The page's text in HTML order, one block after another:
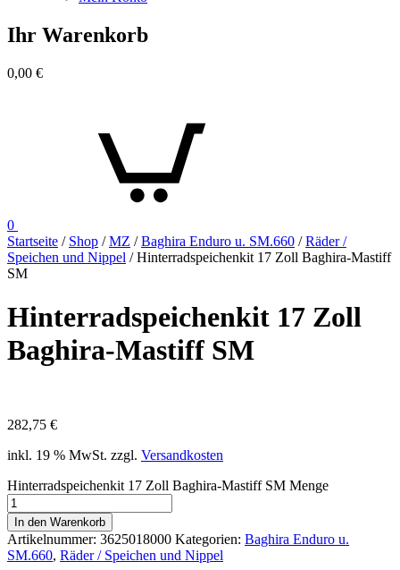
Ihr Warenkorb
0,00 €
0
Startseite / Shop /MZ /Baghira Enduro u. SM.660 /Räder /
Speichen und Nippel / Hinterradspeichenkit 17 Zoll Baghira-Mastiff
SM
Hinterradspeichenkit 17 Zoll
Baghira-Mastiff SM
282,75 €
inkl. 19 % MwSt. zzgl. Versandkosten
Hinterradspeichenkit 17 Zoll Baghira-Mastiff SM Menge
In den Warenkorb
Artikelnummer: 3625018000 Kategorien: Baghira Enduro u.
SM.660, Räder / Speichen und Nippel